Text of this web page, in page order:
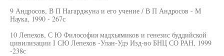
9 Андросов, В П Нагарджуна и его учение / В П Андросов - М
Наука, 1990 - 267с
10 Лепехов, С Ю Философия мадхьямиков и генезис буддийской
цивилизации I СЮ Лепехов -Улан-Удэ Изд-во БНЦ СО РАН, 1999
-238с